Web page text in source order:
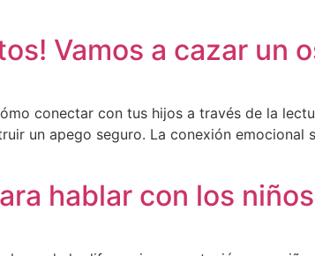
Vamos a cazar un
conectar con tus hijos a través de la
un apego seguro. La conexión
hablar con los